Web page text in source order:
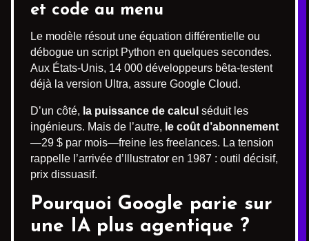
et code au menu
Le modèle résout une équation différentielle ou
débogue un script Python en quelques secondes.
Aux États-Unis, 14 000 développeurs bêta-testent
déjà la version Ultra, assure Google Cloud.
D’un côté, la puissance de calcul séduit les
ingénieurs. Mais de l’autre, le coût d’abonnement
—29 $ par mois—freine les freelances. La tension
rappelle l’arrivée d’Illustrator en 1987 : outil décisif,
prix dissuasif.
Pourquoi Google parie sur
une IA plus agentique ?